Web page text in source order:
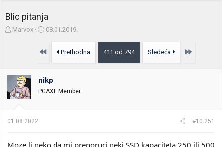
Blic pitanja
Z
k
t
e
m
Marvox
D
u
o
k
e
j
08.01.2019.
Prvo Prethodna 411 od 794 Sledeća Poslednja
nikp
PCAXE Member
01.08.2022. #10.251
Moze li neko da mi preporuci neki SSD kapaciteta 250 ili 500